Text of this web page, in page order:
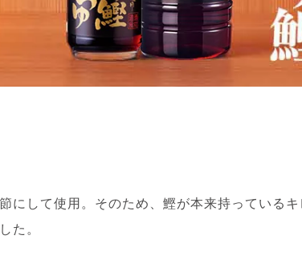
にして使用。そのため、鰹が本来持っているキ
た。